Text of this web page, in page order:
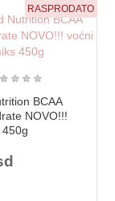
RASPRODATO
★ ★ ★ ★
BCAA
NOVO!!!